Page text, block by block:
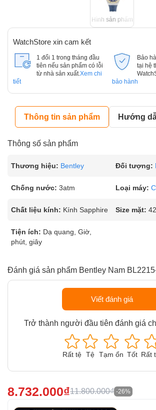
Hình sản phẩm
WatchStore xin cam kết
1 đổi 1 trong tháng đầu
tiên nếu sản phẩm có lỗi
từ nhà sản xuất. Xem chi
tiết
Bảo
tại hệ
bảo hành
Thông tin sản phẩm Hướng
Thông số sản phẩm
Thương hiệu: Bentley Đối tượng:
Chống nước: 3atm Loại máy:
Chất liệu kính: Kính Sapphire Size mặt:
Tiện ích: Dạ quang, Giờ,
phút, giây
Đánh giá sản phẩm Bentley Nam
Viết đánh giá
Trở thành người đầu tiên đánh giá
Rất tệ Tệ Tạm ổn Tốt Rất
8.732.000₫11.800.000₫ -26%